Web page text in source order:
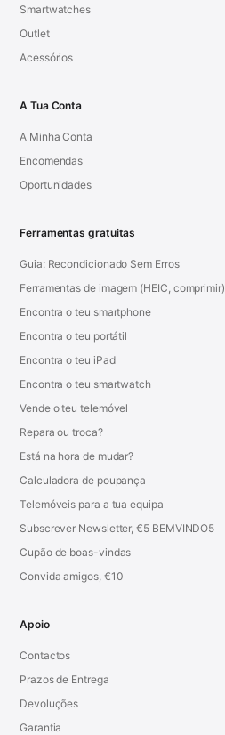
Smartwatches
Outlet
Acessórios
A Tua Conta
A Minha Conta
Encomendas
Oportunidades
Ferramentas gratuitas
Guia: Recondicionado Sem Erros
Ferramentas de imagem (HEIC, comprimir)
Encontra o teu smartphone
Encontra o teu portátil
Encontra o teu iPad
Encontra o teu smartwatch
Vende o teu telemóvel
Repara ou troca?
Está na hora de mudar?
Calculadora de poupança
Telemóveis para a tua equipa
Subscrever Newsletter, €5 BEMVINDO5
Cupão de boas-vindas
Convida amigos, €10
Apoio
Contactos
Prazos de Entrega
Devoluções
Garantia